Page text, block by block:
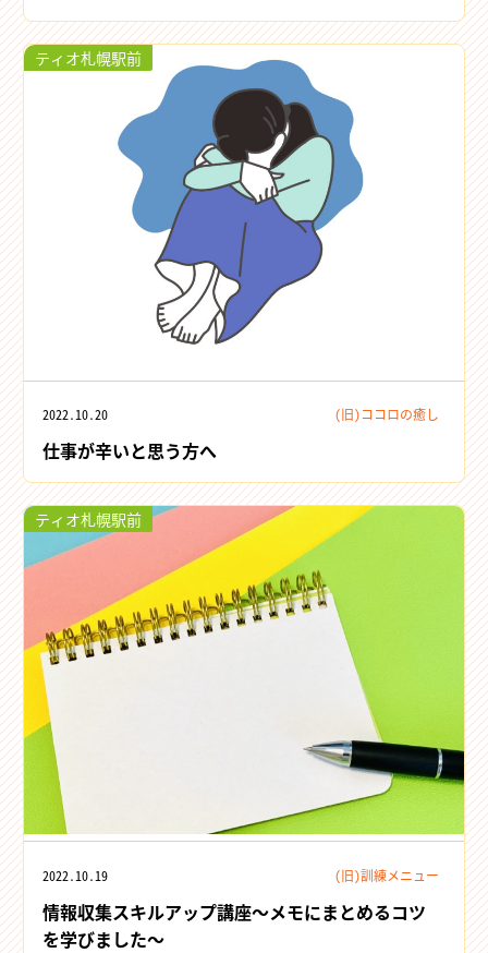
ティオ札幌駅前
2022.10.20 (旧)ココロの癒し
仕事が辛いと思う方へ
ティオ札幌駅前
2022.10.19 (旧)訓練メニュー
情報収集スキルアップ講座～メモにまとめるコツ
を学びました～